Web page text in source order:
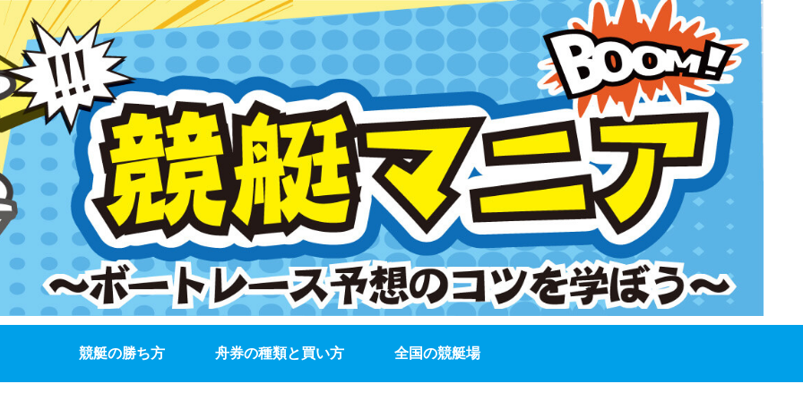
競艇の勝ち方 舟券の種類と買い方 全国の競艇場